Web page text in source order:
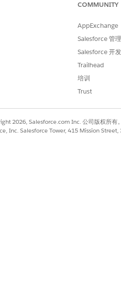
所需用户权限
自定义应
数据漏斗
用户简档必须在贵组织中可用。
。
COMMUNITY
AppExchange
Salesforce 管
Salesforce 开
Trailhead
培训
Trust
2026, Salesforce.com Inc. 公司版权所有
Inc. Salesforce Tower, 415 Mission